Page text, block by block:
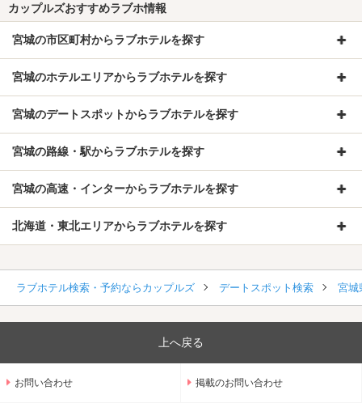
カップルズおすすめラブホ情報
宮城の市区町村からラブホテルを探す
宮城のホテルエリアからラブホテルを探す
宮城のデートスポットからラブホテルを探す
宮城の路線・駅からラブホテルを探す
宮城の高速・インターからラブホテルを探す
北海道・東北エリアからラブホテルを探す
ラブホテル検索・予約ならカップルズ デートスポット検索 宮城
上へ戻る
お問い合わせ 掲載のお問い合わせ